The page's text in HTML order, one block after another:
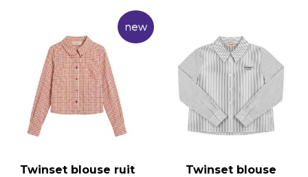
new
Twinset blouse ruit
Twinset blouse